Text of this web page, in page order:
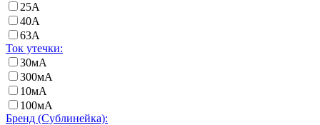
25А
40А
63А
Ток утечки:
30мА
300мА
10мА
100мА
Бренд (Сублинейка):